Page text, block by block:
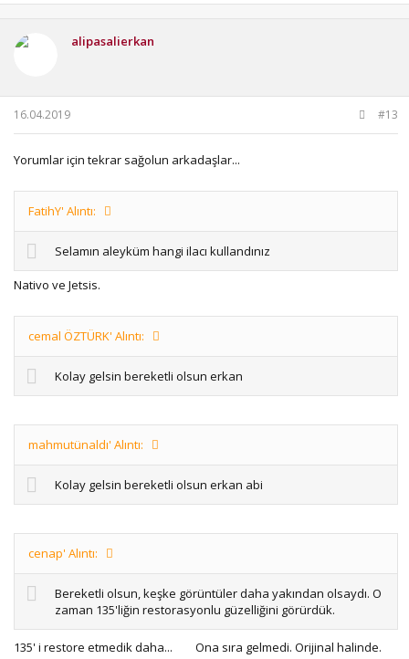
alipasalierkan
16.04.2019 #13
Yorumlar için tekrar sağolun arkadaşlar...
FatihY' Alıntı:
Selamın aleyküm hangi ilacı kullandınız
Nativo ve Jetsis.
cemal ÖZTÜRK' Alıntı:
Kolay gelsin bereketli olsun erkan
mahmutünaldı' Alıntı:
Kolay gelsin bereketli olsun erkan abi
cenap' Alıntı:
Bereketli olsun, keşke görüntüler daha yakından olsaydı. O
zaman 135'liğin restorasyonlu güzelliğini görürdük.
135' i restore etmedik daha... Ona sıra gelmedi. Orijinal halinde.